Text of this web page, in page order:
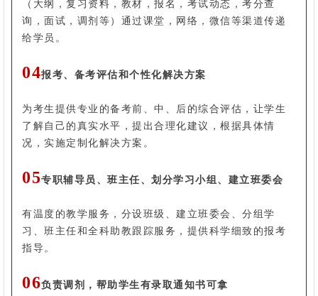
（大纲，复习资料，教材，报名，考试动态，考分查
询，面试，调剂等）通过课堂，网络，微信等渠道传递
给学员。
04报考、备考评估和个性化解决方案
为考生提供专业的备考前、中、后的综合评估，让学生
了解自己的真实水平，提出合理化建议，根据具体情
况，实施定制化解决方案。
05专职辅导员、班主任、划分学习小组、建立班委会
有温度的教学服务，分设班级、建立班委会、分组学
习、班主任和全科助教跟踪服务，提供科学细致的报考
指导。
06负责调剂，帮助学生有录取通知书可拿